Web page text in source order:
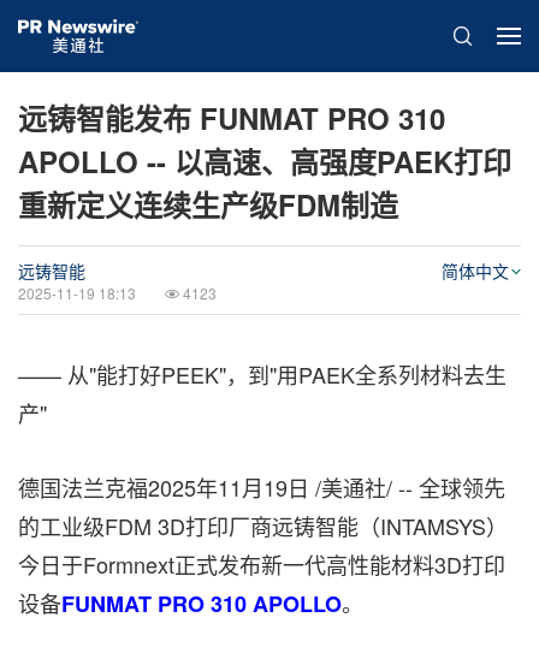
远铸智能发布 FUNMAT PRO 310
APOLLO -- 以高速、高强度PAEK打印
重新定义连续生产级FDM制造
远铸智能
2025-11-19 18:13 4123
简体中文
—— 从"能打好PEEK"，到"用PAEK全系列材料去生
产"
德国法兰克福2025年11月19日 /美通社/ -- 全球领先
的工业级FDM 3D打印厂商远铸智能（INTAMSYS）
今日于Formnext正式发布新一代高性能材料3D打印
设备FUNMAT PRO 310 APOLLO。